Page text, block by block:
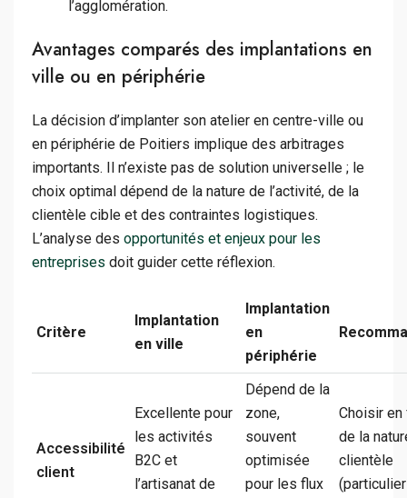
l’agglomération.
Avantages comparés des implantations en
ville ou en périphérie
La décision d’implanter son atelier en centre-ville ou
en périphérie de Poitiers implique des arbitrages
importants. Il n’existe pas de solution universelle ; le
choix optimal dépend de la nature de l’activité, de la
clientèle cible et des contraintes logistiques.
L’analyse des opportunités et enjeux pour les
entreprises doit guider cette réflexion.
Critère
Implantation
en ville
Implantation
en
périphérie
Accessibilité
client
Excellente pour
les activités
B2C et
l’artisanat de
Dépend de la
zone,
souvent
optimisée
pour les flux
Choisir
de la
clientèle